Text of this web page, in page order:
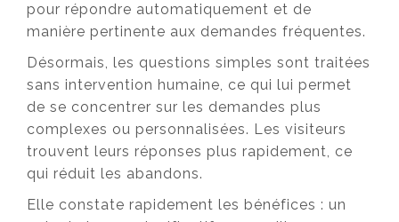
pour répondre automatiquement et de
manière pertinente aux demandes fréquentes.
Désormais, les questions simples sont traitées
sans intervention humaine, ce qui lui permet
de se concentrer sur les demandes plus
complexes ou personnalisées. Les visiteurs
trouvent leurs réponses plus rapidement, ce
qui réduit les abandons.
Elle constate rapidement les bénéfices : un